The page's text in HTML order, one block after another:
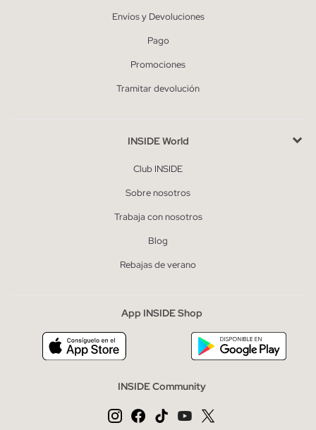
Envíos y Devoluciones
Pago
Promociones
Tramitar devolución
INSIDE World
Club INSIDE
Sobre nosotros
Trabaja con nosotros
Blog
Rebajas de verano
App INSIDE Shop
INSIDE Community